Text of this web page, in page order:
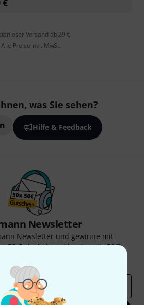
Versand ab 29 €
Alle Preise inkl. MwSt.
was Sie sehen?
Hilfe & Feedback
Newsletter
Newsletter und gewinne mit
50 Gutscheinenüber jeweils50€!